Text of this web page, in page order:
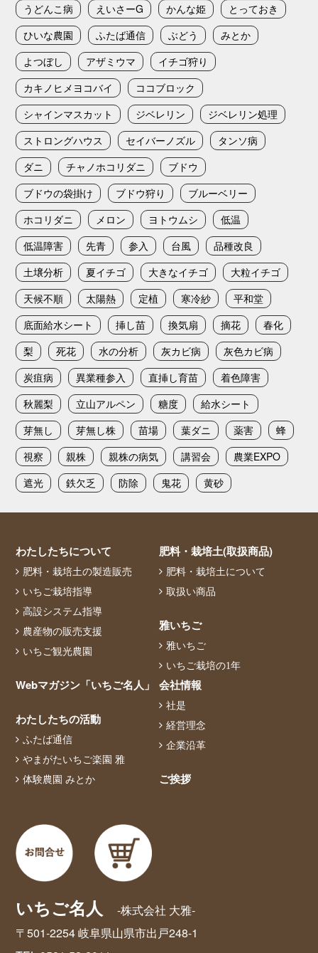
うどんこ病
えいさーG かんな姫
とっておき
ひいな農園
ふたば通信 ぶどう
みとか
よつぼし
アザミウマ
イチゴ狩り
カキノヒメヨコバイ
ココブロック
シャインマスカット
ジベレリン
ジベレリン処理
ストロングハウス
セイバーノズル
タンソ病
ダニ
チャノホコリダニ
ブドウ
ブドウの袋掛け
ブドウ狩り
ブルーベリー
ホコリダニ
メロン ヨトウムシ
低温
低温障害
先青 参入 台風
品種改良
土壌分析
夏イチゴ 大きなイチゴ
大粒イチゴ
天候不順
太陽熱 定植 寒冷紗
平和堂
底面給水シート
挿し苗 換気扇 摘花
春化
梨
死花 水の分析 灰カビ病
灰色カビ病
炭疽病
異業種参入 直挿し育苗
着色障害
秋麗梨
立山アルペン 糖度
給水シート
芽無し
芽無し株 苗場 葉ダニ 薬害
蜂
視察
親株 親株の病気 講習会
農業EXPO
遮光
鉄欠乏 防除 鬼花 黄砂
わたしたちについて
肥料・栽培土の製造販売
いちご栽培指導
高設システム指導
農産物の販売支援
いちご観光農園
肥料・栽培土(取扱商品)
肥料・栽培土について
取扱い商品
雅いちご
雅いちご
いちご栽培の1年
Webマガジン「いちご名人」
わたしたちの活動
ふたば通信
やまがたいちご楽園 雅
体験農園 みとか
会社情報
社是
経営理念
企業沿革
ご挨拶
いちご名人
-株式会社 大雅-
〒501-2254 岐阜県山県市出戸248-1